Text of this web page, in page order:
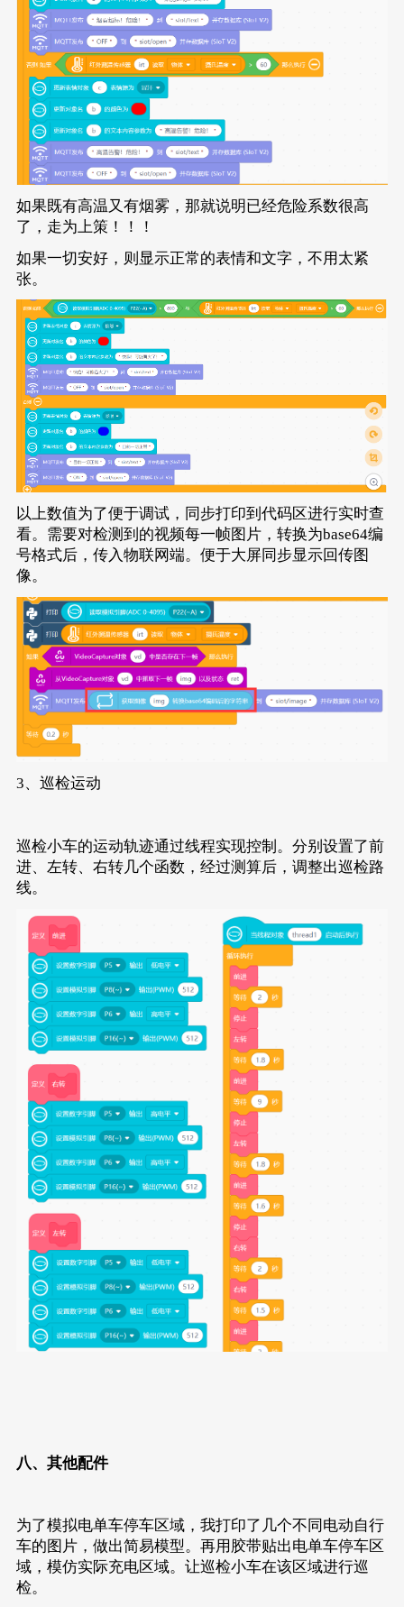
如果既有高温又有烟雾，那就说明已经危险系数很高
了，走为上策！！！
如果一切安好，则显示正常的表情和文字，不用太紧
张。
以上数值为了便于调试，同步打印到代码区进行实时查
看。需要对检测到的视频每一帧图片，转换为base64编
号格式后，传入物联网端。便于大屏同步显示回传图
像。
3、巡检运动
巡检小车的运动轨迹通过线程实现控制。分别设置了前
进、左转、右转几个函数，经过测算后，调整出巡检路
线。
八、其他配件
为了模拟电单车停车区域，我打印了几个不同电动自行
车的图片，做出简易模型。再用胶带贴出电单车停车区
域，模仿实际充电区域。让巡检小车在该区域进行巡
检。